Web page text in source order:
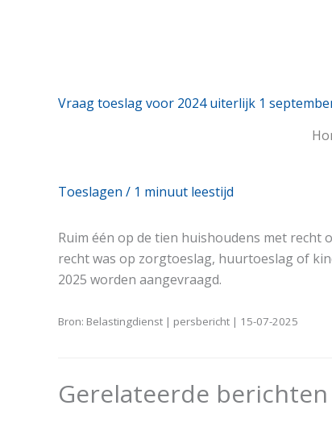
Vraag toeslag voor 2024 uiterlijk 1
Toeslagen / 1 minuut leestijd
Ruim één op de tien huishoudens met
recht was op zorgtoeslag, huurtoeslag of
2025 worden aangevraagd.
Bron: Belastingdienst | persbericht | 15-07-2025
Gerelateerde berichten